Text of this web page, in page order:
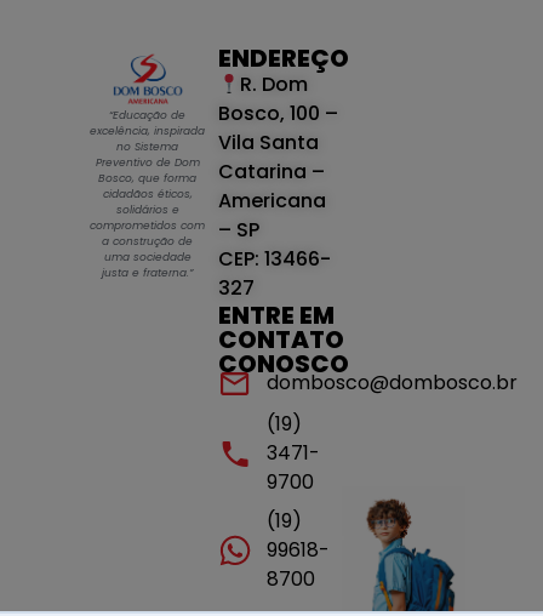
“Educação de
excelência, inspirada
no Sistema
Preventivo de Dom
Bosco, que forma
cidadãos éticos,
solidários e
comprometidos com
a construção de
uma sociedade
justa e fraterna.”
ENDEREÇO
R. Dom
Bosco, 100 –
Vila Santa
Catarina –
Americana
– SP
CEP: 13466-
327
ENTRE EM
CONTATO
CONOSCO
dombosco@dombosco.br
(19)
3471-
9700
(19)
99618-
8700